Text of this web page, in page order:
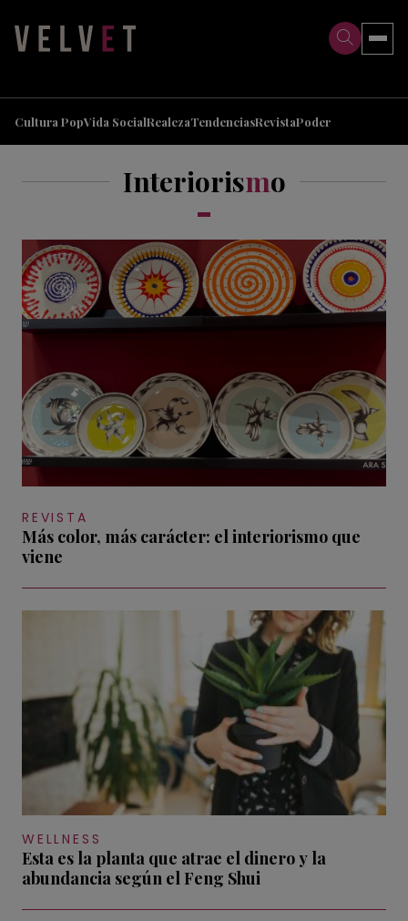
Cultura PopVida SocialRealezaTendenciasRevistaPoder
Interiorismo
REVISTA
Más color, más carácter: el interiorismo que
viene
WELLNESS
Esta es la planta que atrae el dinero y la
abundancia según el Feng Shui